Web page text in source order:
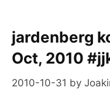
jardenberg
Oct, 2010
2010-10-31 by